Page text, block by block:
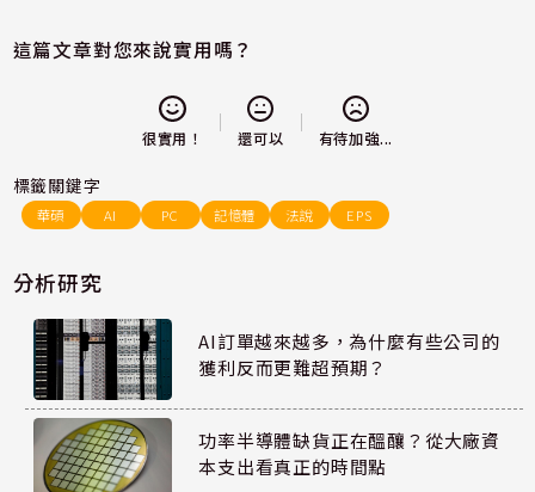
這篇文章對您來說實用嗎？
很實用！ 還可以 有待加強...
標籤關鍵字
華碩 AI PC 記憶體 法說 EPS
分析研究
AI訂單越來越多，為什麼有些公司的
獲利反而更難超預期？
功率半導體缺貨正在醞釀？從大廠資
本支出看真正的時間點